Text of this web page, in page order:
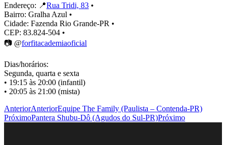
Endereço: 📍Rua Tridi, 83 •
Bairro: Gralha Azul •
Cidade: Fazenda Rio Grande-PR •
CEP: 83.824-504 •
📷 @forfitacademiaoficial
Dias/horários:
Segunda, quarta e sexta
• 19:15 às 20:00 (infantil)
• 20:05 às 21:00 (mista)
AnteriorAnteriorEquipe The Family (Paulista – Contenda-PR)
PróximoPantera Shubu-Dô (Agudos do Sul-PR)Próximo